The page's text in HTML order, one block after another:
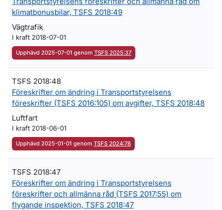
klimatbonusbilar, TSFS 2018:49
Vägtrafik
I kraft 2018-07-01
Upphävd 2025-07-01 genom TSFS 2025:37
TSFS 2018:48
Föreskrifter om ändring i Transportstyrelsens
föreskrifter (TSFS 2016:105) om avgifter, TSFS 2018:48
Luftfart
I kraft 2018-06-01
Upphävd 2025-01-01 genom TSFS 2024:78
TSFS 2018:47
Föreskrifter om ändring i Transportstyrelsens
föreskrifter och allmänna råd (TSFS 2017:55) om
flygande inspektion, TSFS 2018:47